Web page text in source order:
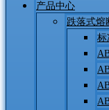
产品中心
跌落式熔
标